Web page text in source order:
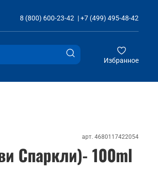
8 (800) 600-23-42 |+7 (499) 495-48-42
Избранное
арт. 4680117422054
Спаркли)- 100ml